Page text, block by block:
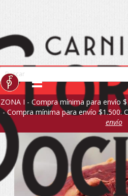
ZONA I - Compra mínima para envío
- Compra mínima para envío $1.500.
envío